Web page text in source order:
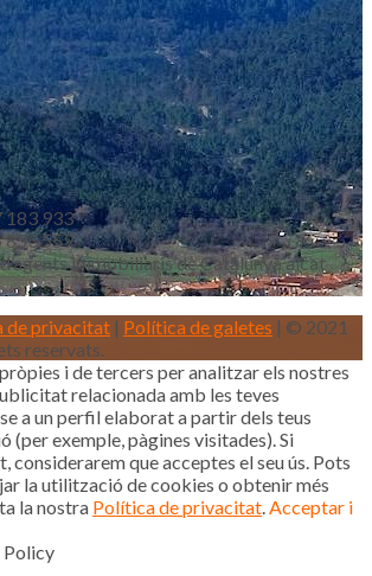
183 933
853 559
immobiliaris de Catalunya aicat
de privacitat | Política de galetes | © 2021
reservats.
i de tercers per analitzar els nostres
relacionada amb les teves
a un perfil elaborat a partir dels teus
(per exemple, pàgines visitades). Si
considerarem que acceptes el seu ús. Pots
la utilització de cookies o obtenir més
la nostra Política de privacitat Acceptar i
Policy